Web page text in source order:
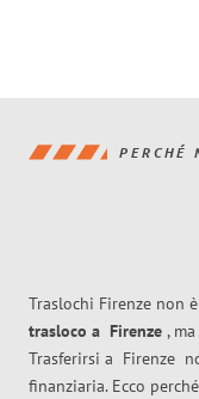
PERCHÉ
Traslochi Firenze non
trasloco a Firenze ,
Trasferirsi a Firenze
finanziaria. Ecco